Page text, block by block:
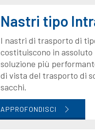
Nastri tipo
I nastri di trasporto di
costituiscono in assoluto
soluzione più
di vista del trasporto di
sacchi.
APPROFONDISCI